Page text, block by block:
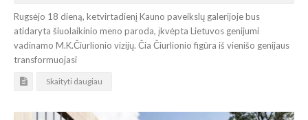
Rugsėjo 18 dieną, ketvirtadienį Kauno paveikslų galerijoje bus
atidaryta šiuolaikinio meno paroda, įkvėpta Lietuvos genijumi
vadinamo M.K.Čiurlionio vizijų. Čia Čiurlionio figūra iš vienišo genijaus
transformuojasi
Skaityti daugiau